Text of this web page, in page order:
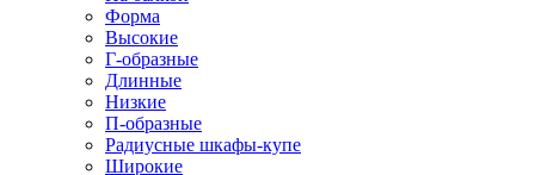
Форма
Высокие
Г-образные
Длинные
Низкие
П-образные
Радиусные шкафы-купе
Широкие